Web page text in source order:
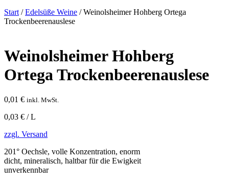
Start/Edelsüße Weine / Weinolsheimer Hohberg Ortega
Trockenbeerenauslese
Weinolsheimer Hohberg
Ortega Trockenbeerenauslese
0,01 € inkl. MwSt.
0,03 € / L
zzgl. Versand
201° Oechsle, volle Konzentration, enorm
dicht, mineralisch, haltbar für die Ewigkeit
unverkennbar